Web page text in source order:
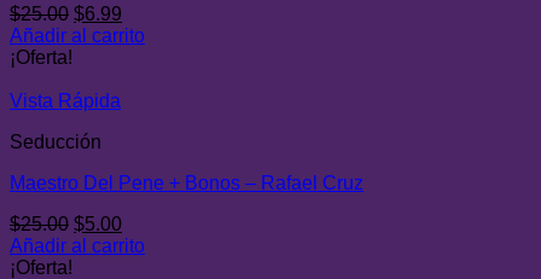
$25.00 El
precio
$25.00.
$6.99
precio
Añadir al carrito
¡Oferta!
Vista Rápida
Seducción
Maestro Del Pene + Bonos – Rafael Cruz
$25.00 El
precio
$5.00El
precio
Añadir al carrito
¡Oferta!